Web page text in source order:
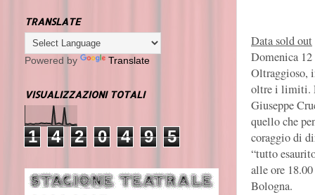
Data sold out
Domenica 12
Oltraggioso,
oltre i limiti.
Giuseppe
quello che
coraggio di
“tutto
alle ore
Bologna.
TRANSLATE
Powered by Translate
VISUALIZZAZIONI TOTALI
1 4 2 0 4 9 5